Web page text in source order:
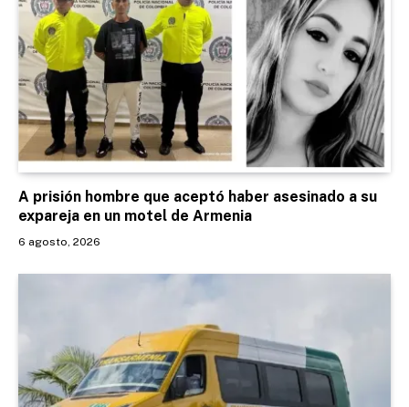
A prisión hombre que aceptó haber asesinado a su
expareja en un motel de Armenia
6 agosto, 2026